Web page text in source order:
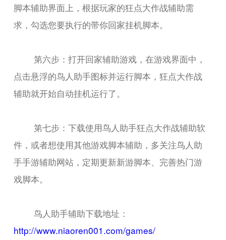
脚本辅助界面上，根据玩家的狂点大作战辅助需
求，勾选您要执行的带你回家挂机脚本。
第六步：打开回家辅助游戏，在游戏界面中，
点击悬浮的鸟人助手图标并运行脚本，狂点大作战
辅助就开始自动挂机运行了。
第七步：下载使用鸟人助手狂点大作战辅助软
件，或者想使用其他游戏脚本辅助，多关注鸟人助
手手游辅助网站，定期更新新游脚本、完善热门游
戏脚本。
鸟人助手辅助下载地址：
http://www.niaoren001.com/games/